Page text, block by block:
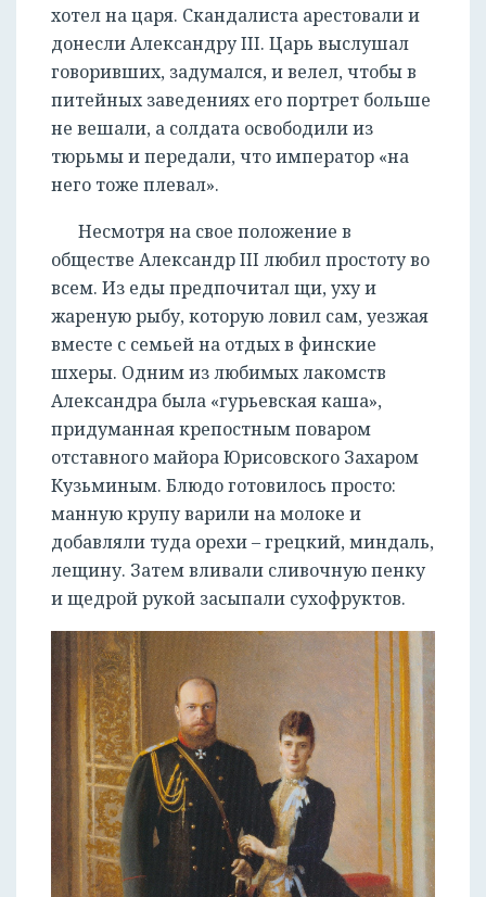
хотел на царя. Скандалиста арестовали и
донесли Александру III. Царь выслушал
говоривших, задумался, и велел, чтобы в
питейных заведениях его портрет больше
не вешали, а солдата освободили из
тюрьмы и передали, что император «на
него тоже плевал».
Несмотря на свое положение в
обществе Александр III любил простоту во
всем. Из еды предпочитал щи, уху и
жареную рыбу, которую ловил сам, уезжая
вместе с семьей на отдых в финские
шхеры. Одним из любимых лакомств
Александра была «гурьевская каша»,
придуманная крепостным поваром
отставного майора Юрисовского Захаром
Кузьминым. Блюдо готовилось просто:
манную крупу варили на молоке и
добавляли туда орехи – грецкий, миндаль,
лещину. Затем вливали сливочную пенку
и щедрой рукой засыпали сухофруктов.